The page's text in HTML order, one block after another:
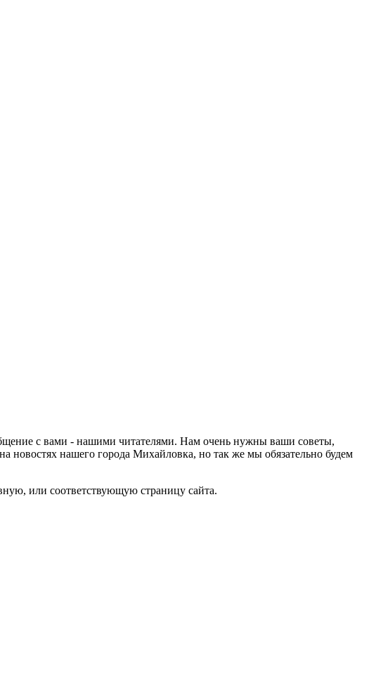
с вами - нашими читателями. Нам очень нужны ваши советы,
нашего города Михайловка, но так же мы обязательно будем
или соответствующую страницу сайта.